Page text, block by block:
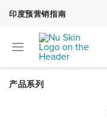
印度预营销指南